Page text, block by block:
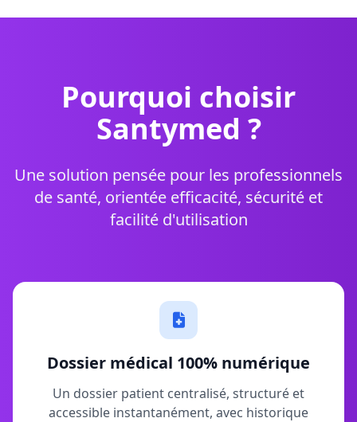
Pourquoi choisir
Santymed ?
Une solution pensée pour les professionnels
de santé, orientée efficacité, sécurité et
facilité d'utilisation
Dossier médical 100% numérique
Un dossier patient centralisé, structuré et
accessible instantanément, avec historique